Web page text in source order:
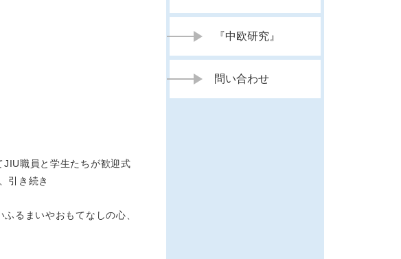
職員と学生たちが歓迎式
引き続き
るまいやおもてなしの心、
『中欧研究』
問い合わせ